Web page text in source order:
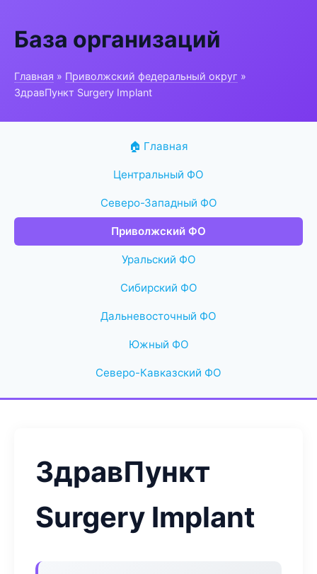
База организаций
Главная » Приволжский федеральный округ »
ЗдравПункт Surgery Implant
🏠 Главная
Центральный ФО
Северо-Западный ФО
Приволжский ФО
Уральский ФО
Сибирский ФО
Дальневосточный ФО
Южный ФО
Северо-Кавказский ФО
ЗдравПункт
Surgery Implant